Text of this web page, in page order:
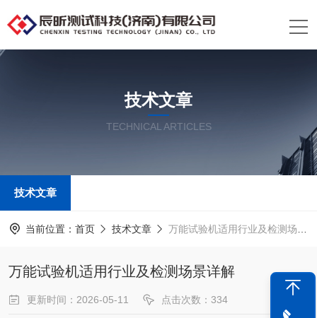
技术文章
TECHNICAL ARTICLES
技术文章
当前位置： 首页 技术文章 万能试验机适用行业及检测场景详解
万能试验机适用行业及检测场景详解
更新时间：2026-05-11 点击次数：334